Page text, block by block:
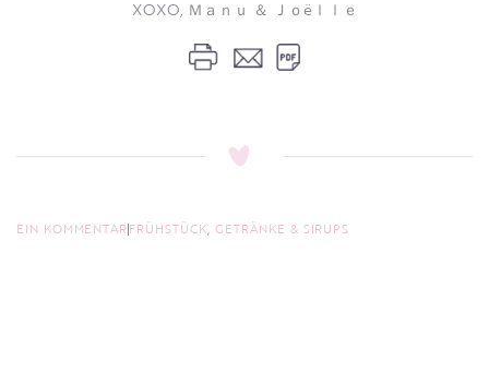
XOXO, Ｍａｎｕ ＆ Ｊｏëｌｌｅ
EIN KOMMENTARFRÜHSTÜCK,GETRÄNKE & SIRUPS